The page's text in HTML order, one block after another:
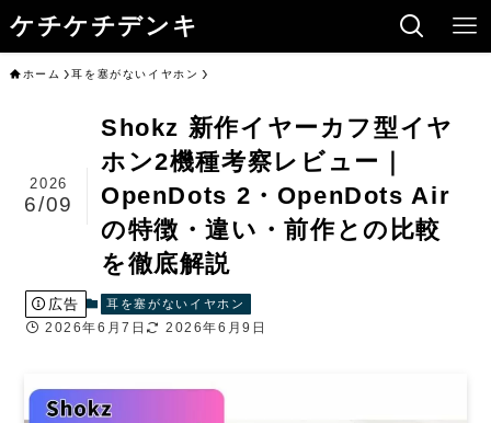
ケチケチデンキ
ホーム 耳を塞がないイヤホン
Shokz 新作イヤーカフ型イヤ
ホン2機種考察レビュー｜
OpenDots 2・OpenDots Air
の特徴・違い・前作との比較
を徹底解説
2026
6/09
広告 耳を塞がないイヤホン
2026年6月7日 2026年6月9日